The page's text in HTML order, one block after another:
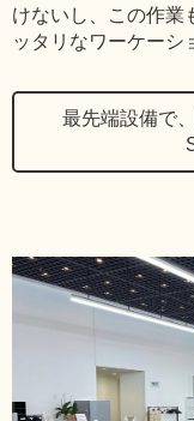
けないし、この作
ッタリなワーケーシ
最先端設備で